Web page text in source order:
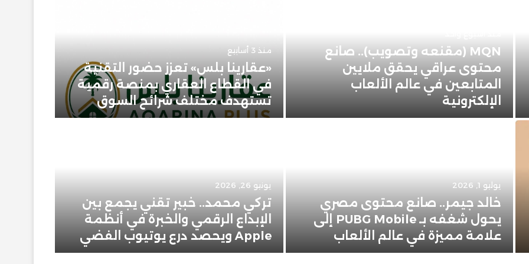
MQN (مقنعه وتصويب).. صانع
محتوى عراقي يحقق ملايين
المتابعين في عالم الألعاب
الإلكترونية
منذ 3 أسابيع
«عقارينا بلس» تعزز حضور التقنية
في القطاع العقاري بمنصة رقمية
تستهدف مختلف شرائح السوق
يوليو 1, 2026
خالد جيمر.. صانع محتوى مصري
يحول شغفه بـ PUBG Mobile إلى
علامة مميزة في عالم الألعاب
يونيو 26, 2026
تركي محمد.. خبير تقني يجمع بين
الإبداع الرقمي والخبرة في أنظمة
Apple ويحصد درع يوتيوب الفضي